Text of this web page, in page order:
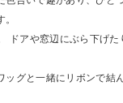
ドアや窓辺にぶら下げた
グと一緒にリボンで結